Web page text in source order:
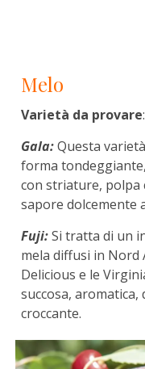
Melo
Varietà da provare:
Gala:Questa
forma
con striature, polpa
sapore dolcemente
Fuji:Si tratta di un
mela diffusi in Nord
Delicious e le
succosa, aromatica,
croccante.